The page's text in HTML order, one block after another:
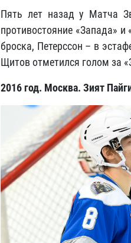
Пять лет назад у Матча
противостояние «Запада»
броска, Петерссон – в
Щитов отметился голом за
2016 год. Москва. Зият